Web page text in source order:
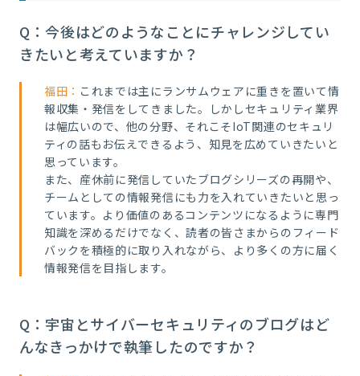
Q：今後はどのようなことにチャレンジしてい
きたいと考えていますか？
福田： これまでは主にランサムウェアに重きを置いて情
報収集・発信をしてきました。しかしセキュリティ業界
は幅広いので、他の分野、それこそIoT関連のセキュリ
ティの話もお伝えできるよう、知見を広めていきたいと
思っています。
また、産休前に発信していたブログシリーズの再開や、
チームとしての情報発信にも力を入れていきたいと思っ
ています。より価値のあるコンテンツになるように専門
知識を深めるだけでなく、読者の皆さまからのフィード
バックを積極的に取り入れながら、より多くの方に届く
情報発信を目指します。
Q：宇宙とサイバーセキュリティのブログはど
んなきっかけで執筆したのですか？